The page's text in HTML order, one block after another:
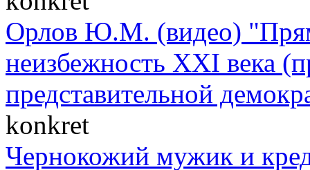
Орлов Ю.М. (видео)
неизбежность XXI века
представительной
konkret
Чернокожий мужик и